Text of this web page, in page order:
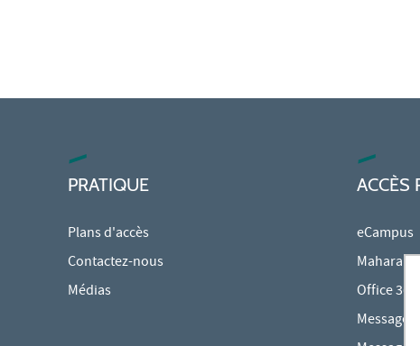
PRATIQUE
Plans d'accès
Contactez-nous
Médias
ACCÈS
eCampus
Mahara
Office 365